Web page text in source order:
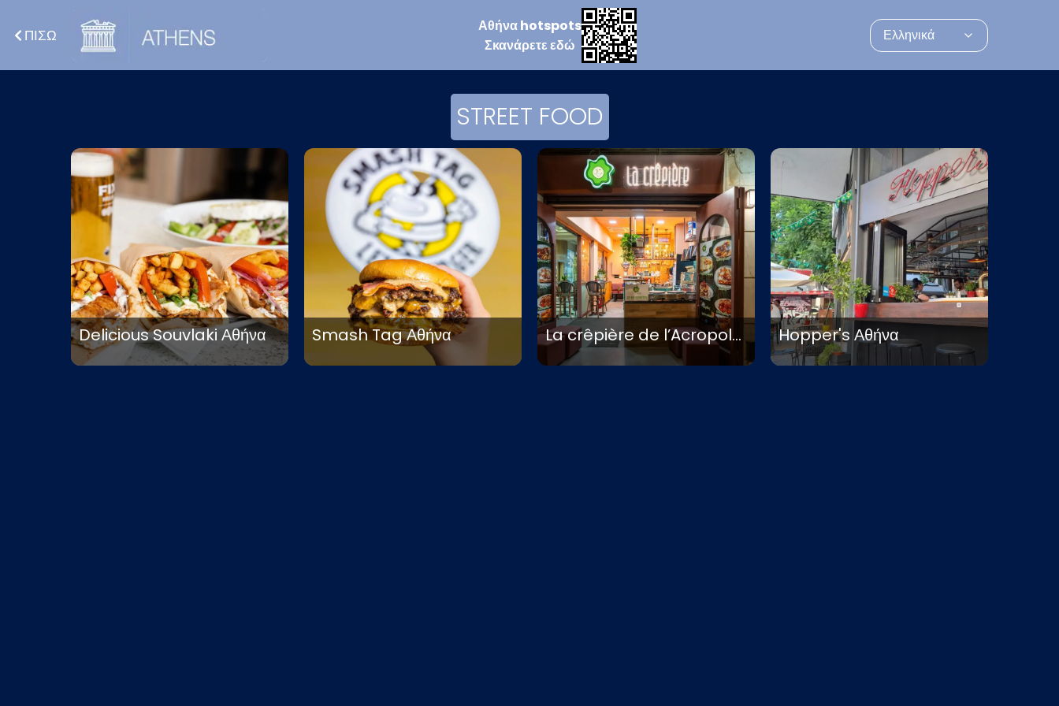
ΠΙΣΩ
Αθήναhotspots
Σκανάρετεεδώ
Ελληνικά
STREET FOOD
Delicious Souvlaki Αθήνα Smash Tag Αθήνα La crêpière de l’Acropole Αθήνα Hopper's Αθήνα